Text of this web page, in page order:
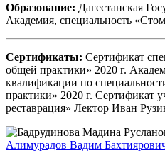
Образование: Дагестанская
Академия, специальность
Сертификаты: Сертификат
общей практики» 2020 г.
квалификации по
практики» 2020 г. Сертификат
реставрация» Лектор Иван
Алимурадов Вадим